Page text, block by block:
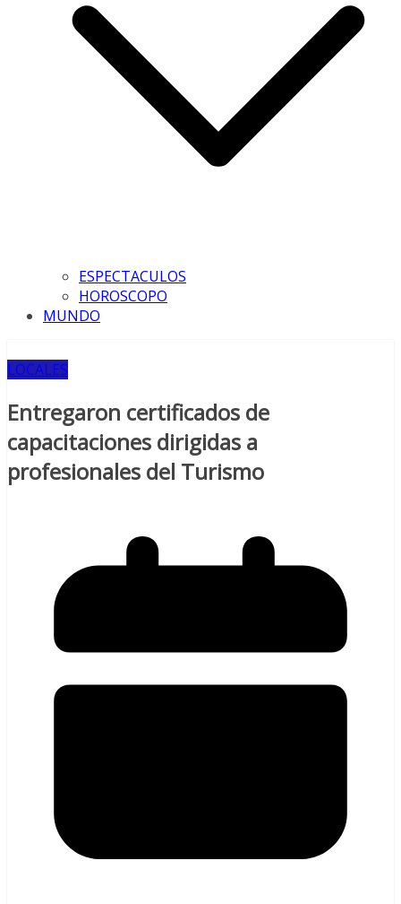
ESPECTACULOS
HOROSCOPO
MUNDO
LOCALES
Entregaron certificados de
capacitaciones dirigidas a
profesionales del Turismo